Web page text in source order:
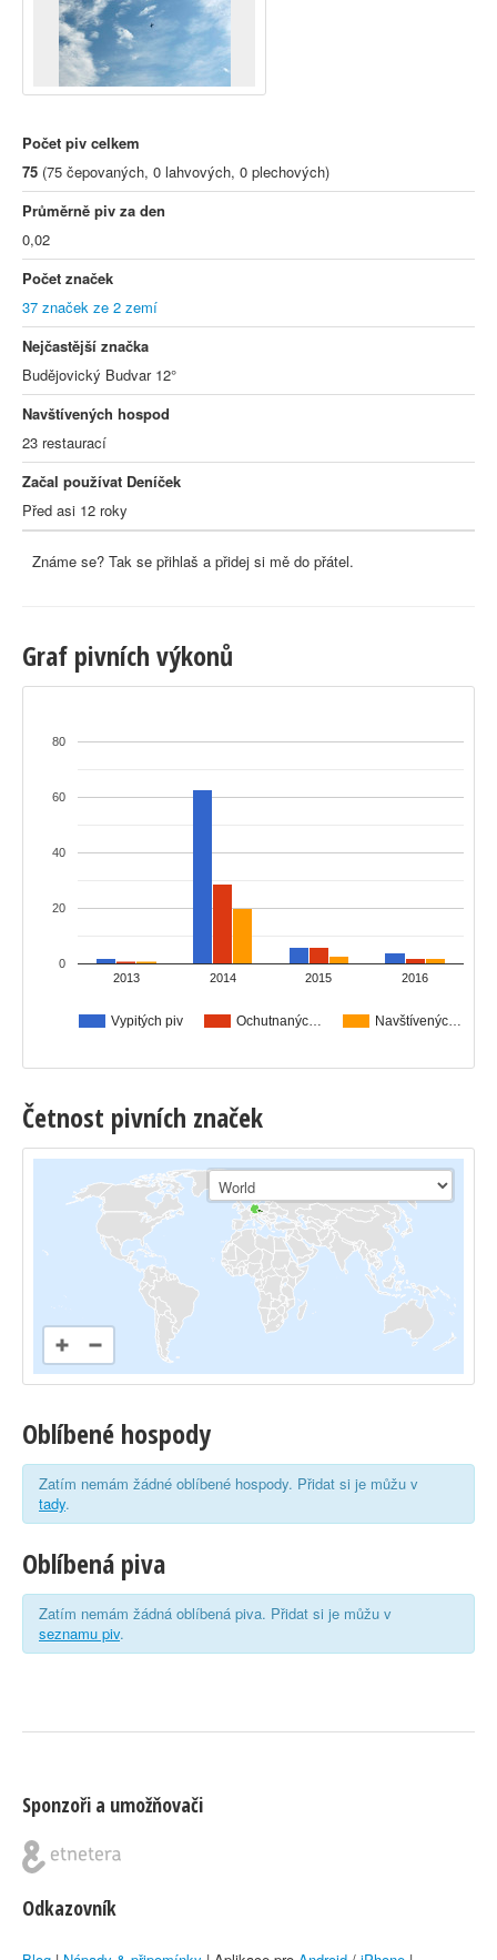
Počet piv celkem
75 (75 čepovaných, 0 lahvových, 0 plechových)
Průměrně piv za den
0,02
Počet značek
37 značek ze 2 zemí
Nejčastější značka
Budějovický Budvar 12°
Navštívených hospod
23 restaurací
Začal používat Deníček
Před asi 12 roky
Známe se? Tak se přihlaš a přidej si mě do přátel.
Graf pivních výkonů
Vypitých piv Ochutnanýc… Navštívenýc…
2013 2014 2015 2016
0
20
40
60
80
Četnost pivních značek
Oblíbené hospody
Zatím nemám žádné oblíbené hospody. Přidat si je můžu v
tady.
Oblíbená piva
Zatím nemám žádná oblíbená piva. Přidat si je můžu v
seznamu piv.
Sponzoři a umožňovači
Odkazovník